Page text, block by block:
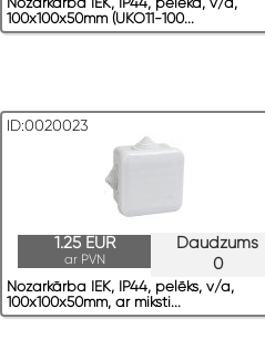
100x100x50mm (UKO11-100...
ID:0020023
Daudzums
0
1.25 EUR
ar PVN
Nozarkārba IEK, IP44, pelēks, v/a,
100x100x50mm, ar miksti...